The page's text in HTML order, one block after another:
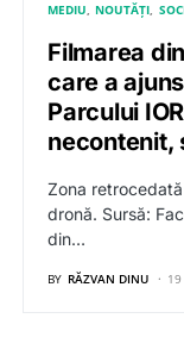
MEDIU NOUTĂȚI
Filmarea
care a
Parcului
necontenit,
Zona
dronă. Sursă:
din…
BY RĂZVAN DINU